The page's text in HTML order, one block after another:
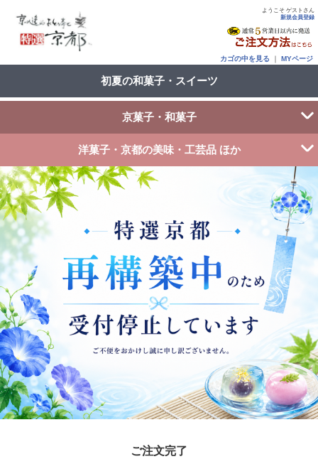
ようこそ ゲストさん
新規会員登録
カゴの中を見る ｜ MYページ
初夏の和菓子・スイーツ
京菓子・和菓子
洋菓子・京都の美味・工芸品 ほか
ご注文完了